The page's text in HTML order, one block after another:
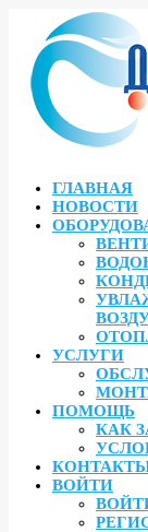
ГЛАВНАЯ
НОВОСТИ
УСЛУГИ
ПОМОЩЬ
КАК
ВОЙТИ